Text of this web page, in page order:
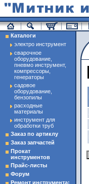
магазин инструменты
Каталоги
электро инструмент
сварочное
оборудование,
пневмо инструмент,
компрессоры,
генераторы
садовое
оборудование,
бензопилы
расходные
материалы
инструмент для
обработки труб
Заказ по артиклу
Заказ запчастей
Прокат
инструментов
Прайс-листы
Форум
Ремонт инструмента: